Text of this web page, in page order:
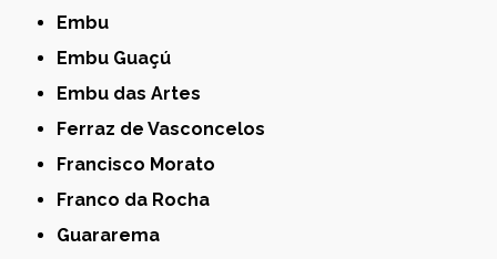
Embu
Embu Guaçú
Embu das Artes
Ferraz de Vasconcelos
Francisco Morato
Franco da Rocha
Guararema